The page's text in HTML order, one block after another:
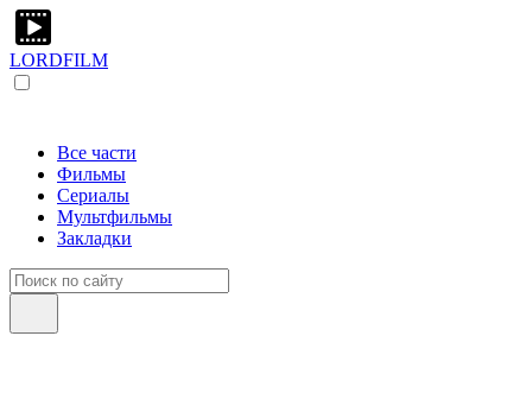
LORDFILM
Все части
Фильмы
Сериалы
Мультфильмы
Закладки